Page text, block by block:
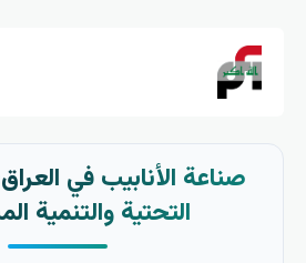
صناعة الأنابيب في
التحتية والتنمية